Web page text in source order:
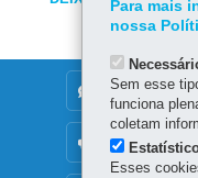
DENUNCIE
OUVIDORIA
Para mais
nossa
Sem esse
funciona
coletam
Esses